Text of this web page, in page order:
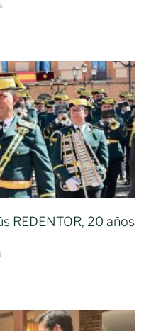
REDENTOR, 20 años